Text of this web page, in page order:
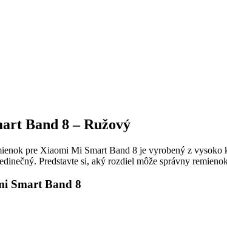
Band 8 – Ružový
pre Xiaomi Mi Smart Band 8 je vyrobený z
Predstavte si, aký rozdiel môže správny
Smart Band 8